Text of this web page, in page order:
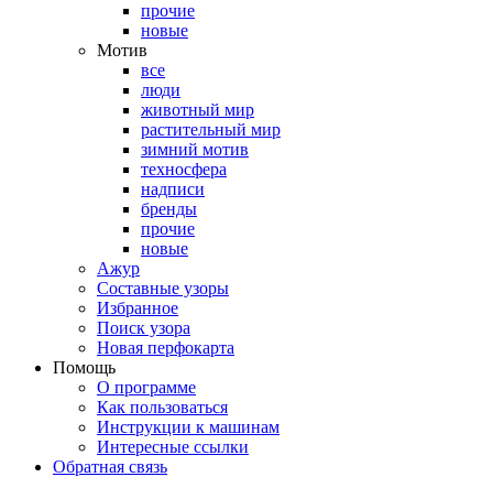
прочие
новые
Мотив
все
люди
животный мир
растительный мир
зимний мотив
техносфера
надписи
бренды
прочие
новые
Ажур
Составные узоры
Избранное
Поиск узора
Новая перфокарта
Помощь
О программе
Как пользоваться
Инструкции к машинам
Интересные ссылки
Обратная связь